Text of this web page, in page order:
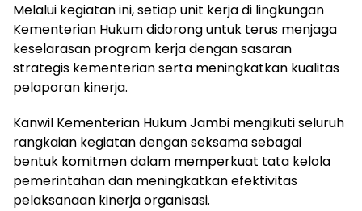
Melalui kegiatan ini, setiap unit kerja di lingkungan
Kementerian Hukum didorong untuk terus menjaga
keselarasan program kerja dengan sasaran
strategis kementerian serta meningkatkan kualitas
pelaporan kinerja.
Kanwil Kementerian Hukum Jambi mengikuti seluruh
rangkaian kegiatan dengan seksama sebagai
bentuk komitmen dalam memperkuat tata kelola
pemerintahan dan meningkatkan efektivitas
pelaksanaan kinerja organisasi.